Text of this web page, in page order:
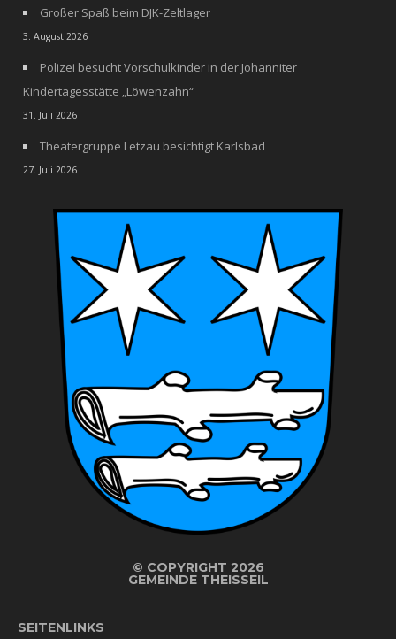
Großer Spaß beim DJK-Zeltlager
3. August 2026
Polizei besucht Vorschulkinder in der Johanniter
Kindertagesstätte „Löwenzahn“
31. Juli 2026
Theatergruppe Letzau besichtigt Karlsbad
27. Juli 2026
© COPYRIGHT 2026
GEMEINDE THEISSEIL
SEITENLINKS